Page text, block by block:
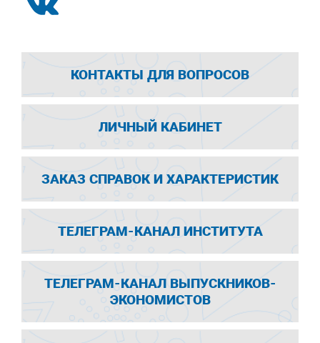
КОНТАКТЫ ДЛЯ ВОПРОСОВ
ЛИЧНЫЙ КАБИНЕТ
ЗАКАЗ СПРАВОК И ХАРАКТЕРИСТИК
ТЕЛЕГРАМ-КАНАЛ ИНСТИТУТА
ТЕЛЕГРАМ-КАНАЛ ВЫПУСКНИКОВ-
ЭКОНОМИСТОВ